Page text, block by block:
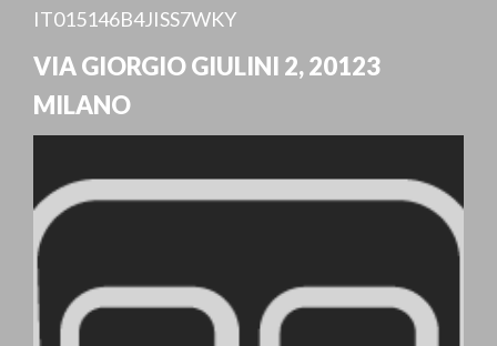
IT015146B4JISS7WKY
VIA GIORGIO GIULINI 2,20123
MILANO